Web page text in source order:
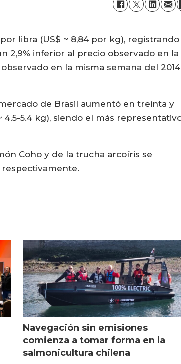
libra (US$ ~ 8,84 por kg), registrando
2,9% inferior al precio observado en la
en la misma semana del 2014
de Brasil aumentó en treinta y
4.5-5.4 kg), siendo el más
Coho y de la trucha arcoíris se
respectivamente.
Navegación sin emisiones
comienza a tomar forma en la
salmonicultura chilena